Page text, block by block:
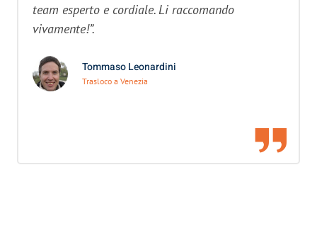
team esperto e cordiale. Li raccomando
vivamente!”.
Tommaso Leonardini
Trasloco a Venezia